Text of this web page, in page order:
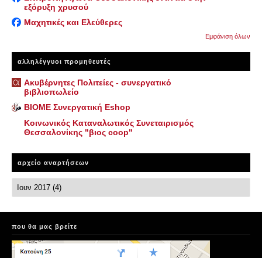
εξόρυξη χρυσού
Μαχητικές και Ελεύθερες
Εμφάνιση όλων
αλληλέγγυοι προμηθευτές
Ακυβέρνητες Πολιτείες - συνεργατικό
βιβλιοπωλείο
ΒΙΟΜΕ Συνεργατική Eshop
Κοινωνικός Καταναλωτικός Συνεταιρισμός
Θεσσαλονίκης "βιος coop"
αρχείο αναρτήσεων
που θα μας βρείτε